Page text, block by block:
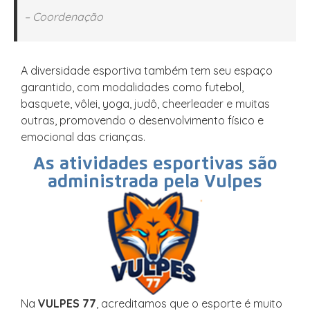
– Coordenação
A diversidade esportiva também tem seu espaço
garantido, com modalidades como futebol,
basquete, vôlei, yoga, judô, cheerleader e muitas
outras, promovendo o desenvolvimento físico e
emocional das crianças.
As atividades esportivas são
administrada pela Vulpes
Na VULPES 77 , acreditamos que o esporte é muito